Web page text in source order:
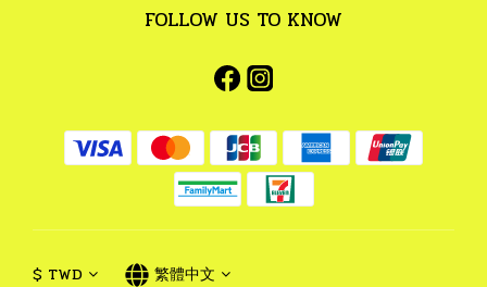
FOLLOW US TO KNOW
$ TWD 繁體中文